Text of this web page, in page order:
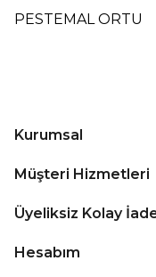
PESTEMAL ORTU
Kurumsal
Müşteri Hizmetleri
Üyeliksiz Kolay
Hesabım